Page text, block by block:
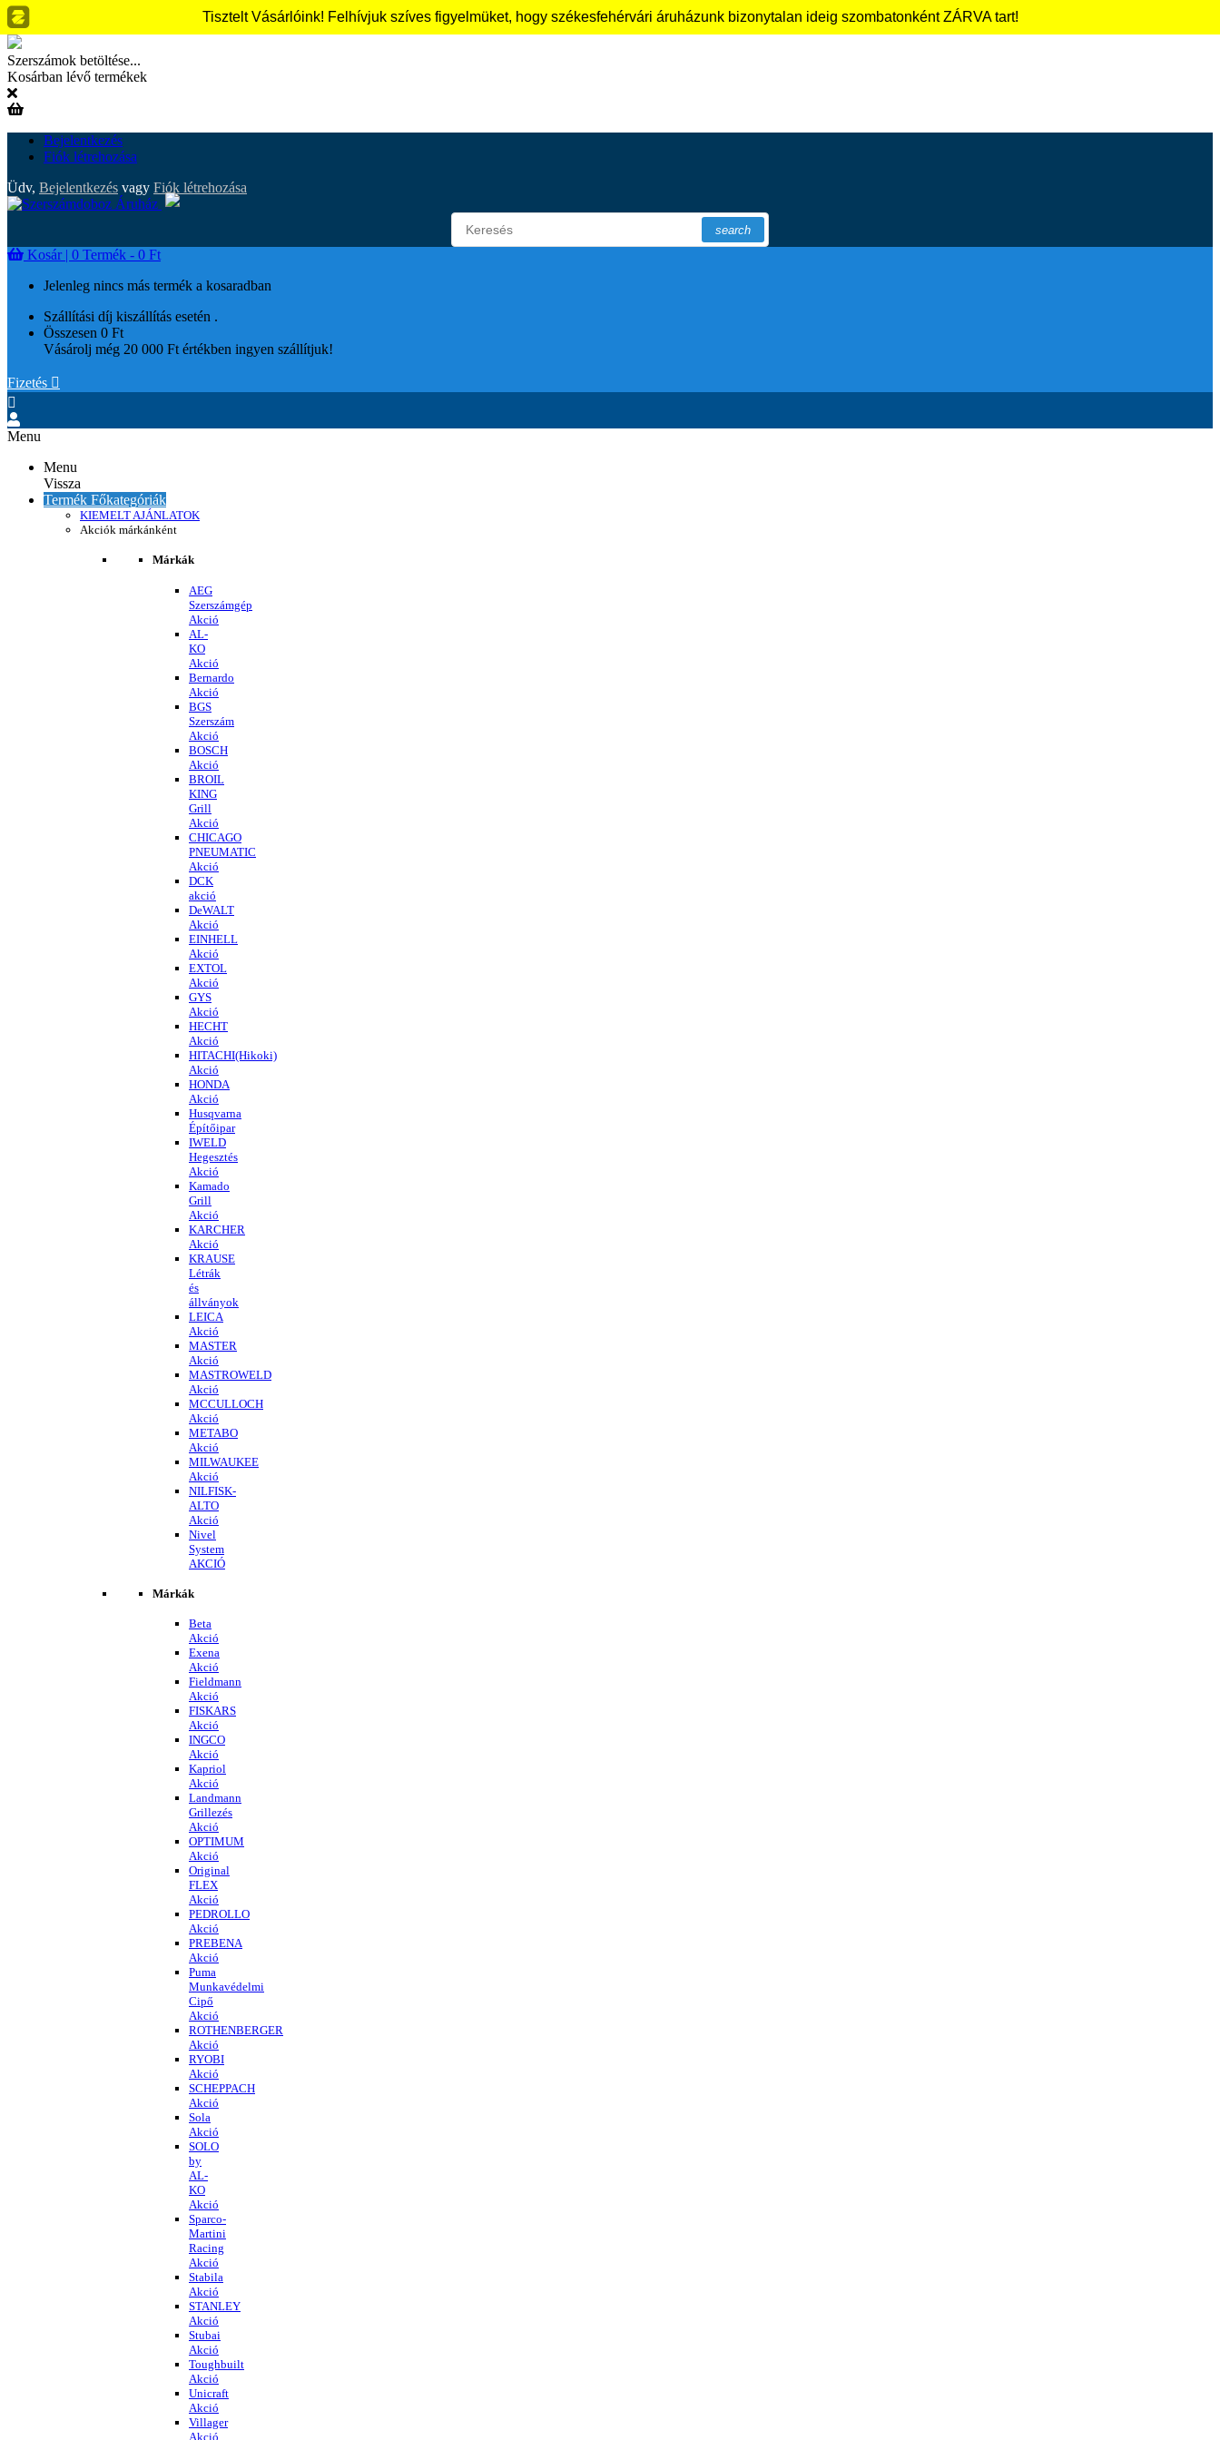
Szerszámok betöltése...
Kosárban lévő termékek
Bejelentkezés
Fiók létrehozása
Üdv, Bejelentkezés vagy Fiók létrehozása
search
Kosár | 0 Termék - 0 Ft
Jelenleg nincs más termék a kosaradban
Szállítási díj kiszállítás esetén .
Összesen 0 Ft
Vásárolj még 20 000 Ft értékben ingyen szállítjuk!
Fizetés 

Menu
Menu
Vissza
Termék Főkategóriák
KIEMELT AJÁNLATOK
Akciók márkánként
Márkák
AEG
Szerszámgép
Akció
AL-
KO
Akció
Bernardo
Akció
BGS
Szerszám
Akció
BOSCH
Akció
BROIL
KING
Grill
Akció
CHICAGO
PNEUMATIC
Akció
DCK
akció
DeWALT
Akció
EINHELL
Akció
EXTOL
Akció
GYS
Akció
HECHT
Akció
HITACHI(Hikoki)
Akció
HONDA
Akció
Husqvarna
Építőipar
IWELD
Hegesztés
Akció
Kamado
Grill
Akció
KARCHER
Akció
KRAUSE
Létrák
és
állványok
LEICA
Akció
MASTER
Akció
MASTROWELD
Akció
MCCULLOCH
Akció
METABO
Akció
MILWAUKEE
Akció
NILFISK-
ALTO
Akció
Nivel
System
AKCIÓ
Márkák
Beta
Akció
Exena
Akció
Fieldmann
Akció
FISKARS
Akció
INGCO
Akció
Kapriol
Akció
Landmann
Grillezés
Akció
OPTIMUM
Akció
Original
FLEX
Akció
PEDROLLO
Akció
PREBENA
Akció
Puma
Munkavédelmi
Cipő
Akció
ROTHENBERGER
Akció
RYOBI
Akció
SCHEPPACH
Akció
Sola
Akció
SOLO
by
AL-
KO
Akció
Sparco-
Martini
Racing
Akció
Stabila
Akció
STANLEY
Akció
Stubai
Akció
Toughbuilt
Akció
Unicraft
Akció
Villager
Akció
Tisztelt Vásárlóink! Felhívjuk szíves figyelmüket, hogy székesfehérvári áruházunk bizonytalan ideig szombatonként ZÁRVA tart!